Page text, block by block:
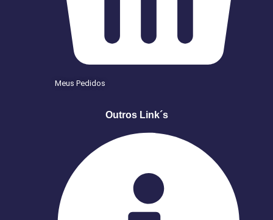
Meus Pedidos
Outros Link´s